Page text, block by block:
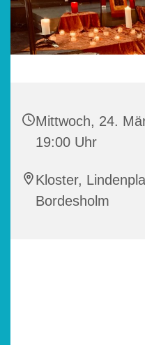
Mittwoch, 24.
19:00 Uhr
Kloster,
Bordesholm